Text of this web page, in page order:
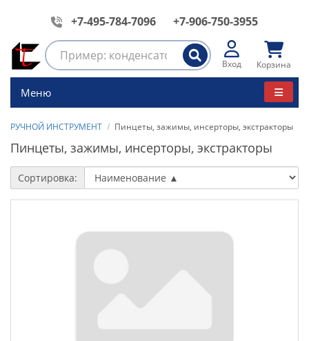
+7-495-784-7096 +7-906-750-3955
Вход Корзина
Меню
РУЧНОЙ ИНСТРУМЕНТ Пинцеты, зажимы, инсерторы, экстракторы
Пинцеты, зажимы, инсерторы, экстракторы
Сортировка: